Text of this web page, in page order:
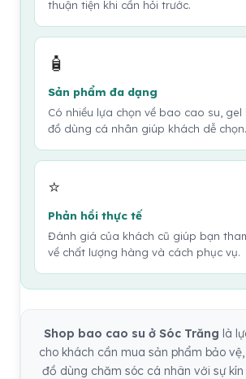
thuận tiện khi cần hỏi trước.
🧴
Sản phẩm đa dạng
Có nhiều lựa chọn về bao cao su,
đồ dùng cá nhân giúp khách dễ chọn.
⭐
Phản hồi thực tế
Đánh giá của khách cũ giúp bạn
về chất lượng hàng và cách phục vụ.
Shop bao cao su ở Sóc Trăng là
cho khách cần mua sản phẩm bảo
đồ dùng chăm sóc cá nhân với sự kín